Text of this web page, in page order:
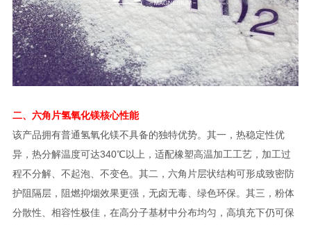
二、六角片氢氧化镁核心性能
该产品拥有普通氢氧化镁不具备的独特优势。其一，热稳定性优
异，热分解温度可达340℃以上，适配橡塑高温加工工艺，加工过
程不分解、不起泡、不变色。其二，六角片层状结构可形成致密防
护阻隔层，阻燃抑烟效果更强，无卤无毒、绿色环保。其三，粉体
分散性、相容性极佳，在高分子基材中分布均匀，高填充下仍可保